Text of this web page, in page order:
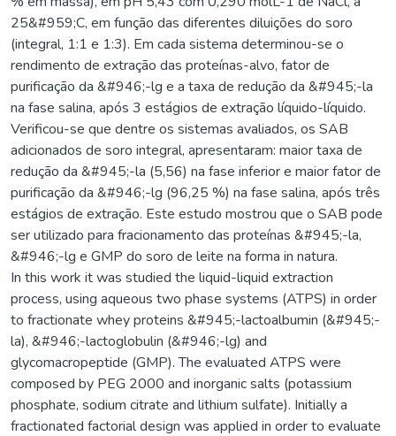
25&#959;C, em função das diferentes diluições do soro
(integral, 1:1 e 1:3). Em cada sistema determinou-se o
rendimento de extração das proteínas-alvo, fator de
purificação da &#946;-lg e a taxa de redução da &#945;-la
na fase salina, após 3 estágios de extração líquido-líquido.
Verificou-se que dentre os sistemas avaliados, os SAB
adicionados de soro integral, apresentaram: maior taxa de
redução da &#945;-la (5,56) na fase inferior e maior fator de
purificação da &#946;-lg (96,25 %) na fase salina, após três
estágios de extração. Este estudo mostrou que o SAB pode
ser utilizado para fracionamento das proteínas &#945;-la,
&#946;-lg e GMP do soro de leite na forma in natura.
In this work it was studied the liquid-liquid extraction
process, using aqueous two phase systems (ATPS) in order
to fractionate whey proteins &#945;-lactoalbumin (&#945;-
la), &#946;-lactoglobulin (&#946;-lg) and
glycomacropeptide (GMP). The evaluated ATPS were
composed by PEG 2000 and inorganic salts (potassium
phosphate, sodium citrate and lithium sulfate). Initially a
fractionated factorial design was applied in order to evaluate